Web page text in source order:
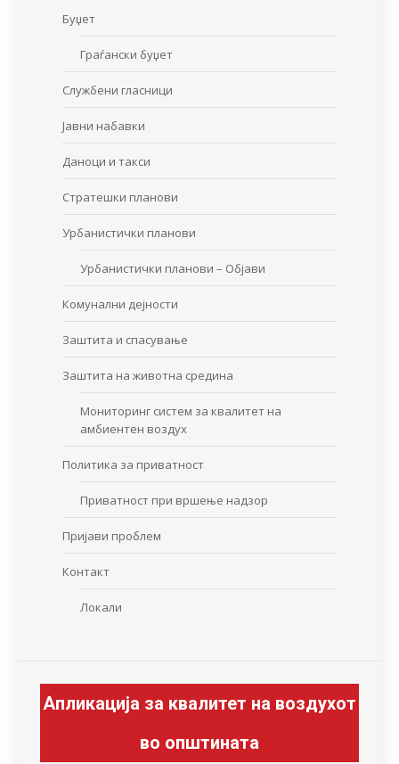
Буџет
Граѓански буџет
Службени гласници
Јавни набавки
Даноци и такси
Стратешки планови
Урбанистички планови
Урбанистички планови – Објави
Комунални дејности
Заштита и спасување
Заштита на животна средина
Мониторинг систем за квалитет на
амбиентен воздух
Политика за приватност
Приватност при вршење надзор
Пријави проблем
Контакт
Локали
Апликација за квалитет на воздухот
во општината